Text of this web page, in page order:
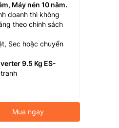
Máy nén 10 năm.
doanh thì không
theo chính sách
Sec hoặc chuyển
9.5 Kg ES-
Mua ngay